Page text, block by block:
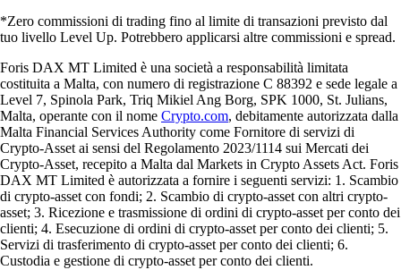
*Zero commissioni di trading fino al limite di transazioni previsto dal
tuo livello Level Up. Potrebbero applicarsi altre commissioni e spread.
Foris DAX MT Limited è una società a responsabilità limitata
costituita a Malta, con numero di registrazione C 88392 e sede legale a
Level 7, Spinola Park, Triq Mikiel Ang Borg, SPK 1000, St. Julians,
Malta, operante con il nome Crypto.com, debitamente autorizzata dalla
Malta Financial Services Authority come Fornitore di servizi di
Crypto-Asset ai sensi del Regolamento 2023/1114 sui Mercati dei
Crypto-Asset, recepito a Malta dal Markets in Crypto Assets Act. Foris
DAX MT Limited è autorizzata a fornire i seguenti servizi: 1. Scambio
di crypto-asset con fondi; 2. Scambio di crypto-asset con altri crypto-
asset; 3. Ricezione e trasmissione di ordini di crypto-asset per conto dei
clienti; 4. Esecuzione di ordini di crypto-asset per conto dei clienti; 5.
Servizi di trasferimento di crypto-asset per conto dei clienti; 6.
Custodia e gestione di crypto-asset per conto dei clienti.